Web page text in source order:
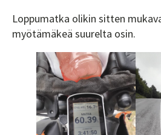
Loppumatka olikin sitten
myötämäkeä suurelta osin.